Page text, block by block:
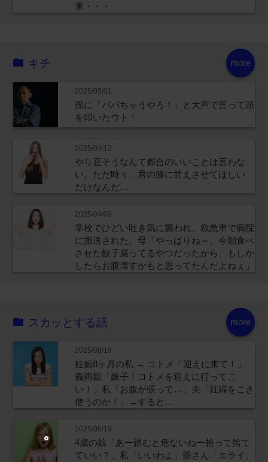
果・・・
more
キチ
2025/05/01
孫に「ババちゃうやろ！」と大声で言って頭
を叩いたウト！
2025/04/12
やり直そうなんて都合のいいことは言わな
い。ただ時々、君の膝に甘えさせてほしい
だけなんだ…
2025/04/09
学校でひどい吐き気に襲われ、救急車で病院
に搬送された。母「やっぱりね～。今朝食べ
させた餃子腐ってるやつだったから、もしか
したらお腹壊すかもと思ってたんだよねぇ」
more
スカッとする話
2025/08/19
妊娠8ヶ月の私 → コトメ「迎えに来て！」
義両親「嫁子！コトメを迎えに行ってこ
い！」私「お腹が張って…」夫「妊婦をこき
使うのか！」→すると…
2025/08/19
4歳の娘「あー踏むと危ないねー拾って捨て
ていい？」私「いいわよ」爺さん「エライ、